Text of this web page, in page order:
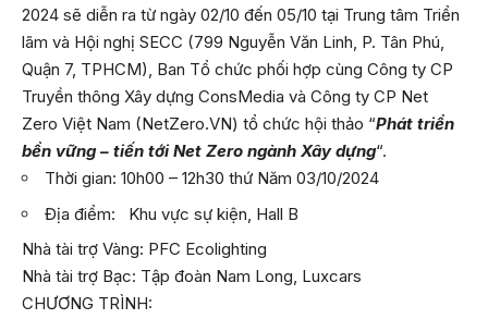
2024 sẽ diễn ra từ ngày 02/10 đến 05/10 tại Trung tâm Triển
lãm và Hội nghị SECC (799 Nguyễn Văn Linh, P. Tân Phú,
Quận 7, TPHCM), Ban Tổ chức phối hợp cùng Công ty CP
Truyền thông Xây dựng ConsMedia và Công ty CP Net
Zero Việt Nam (NetZero.VN) tổ chức hội thảo “Phát triển
bền vững – tiến tới Net Zero ngành Xây dựng“.
Thời gian: 10h00 – 12h30 thứ Năm 03/10/2024
Địa điểm: Khu vực sự kiện, Hall B
Nhà tài trợ Vàng: PFC Ecolighting
Nhà tài trợ Bạc: Tập đoàn Nam Long, Luxcars
CHƯƠNG TRÌNH: